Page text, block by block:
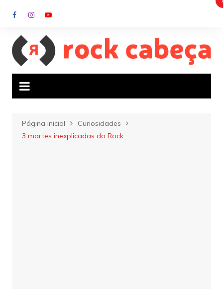
para
conteúdo
Página inicial
Curiosidades
3 mortes inexplicadas do Rock